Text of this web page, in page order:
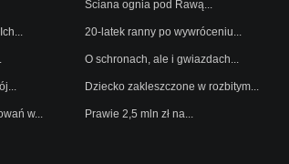
w...
Ściana ognia pod Rawą...
20-latek ranny po wywróceniu...
O schronach, ale i gwiazdach...
Dziecko zakleszczone w rozbitym...
Prawie 2,5 mln zł na...